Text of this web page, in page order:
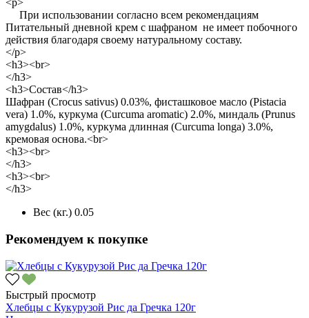
<p>
При использовании согласно всем рекомендациям
Питательный дневной крем с шафраном не имеет побочного
действия благодаря своему натуральному составу.
</p>
<h3><br>
</h3>
<h3>Состав</h3>
Шафран (Crocus sativus) 0.03%, фисташковое масло (Pistacia
vera) 1.0%, куркума (Curcuma aromatic) 2.0%, миндаль (Prunus
amygdalus) 1.0%, куркума длинная (Curcuma longa) 3.0%,
кремовая основа.<br>
<h3><br>
</h3>
<h3><br>
</h3>
Вес (кг.) 0.05
Рекомендуем к покупке
Быстрый просмотр
Хлебцы с Кукурузой Рис да Гречка 120г